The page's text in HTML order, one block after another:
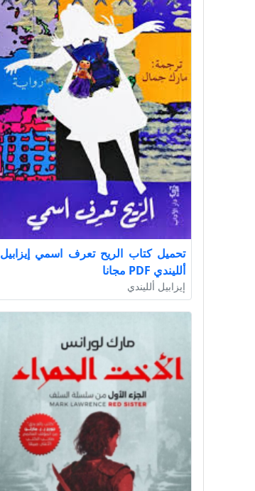
تحميل كتاب الريح تعرف اسمي إيزابيل
ألليندي PDF مجانا
إيزابيل ألليندي